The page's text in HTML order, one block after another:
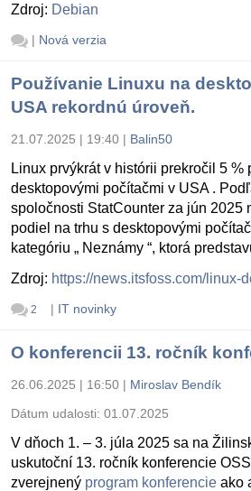
Zdroj: Debian
| Nová verzia
Používanie Linuxu na
USA rekordnú úroveň.
21.07.2025 | 19:40 | Balin50
Linux prvýkrát v histórii prekročil 5 %
desktopovými počítačmi v USA .
spoločnosti StatCounter za jún 2025
podiel na trhu s desktopovými
kategóriu „ Neznámy “, ktorá
Zdroj: https://news.itsfoss.com/linux-
2 | IT novinky
O konferencii 13. ročník
26.06.2025 | 16:50 | Miroslav Bendík
Dátum udalosti: 01.07.2025
V dňoch 1. – 3. júla 2025 sa na
uskutoční 13. ročník konferencie
zverejnený program konferencie ako